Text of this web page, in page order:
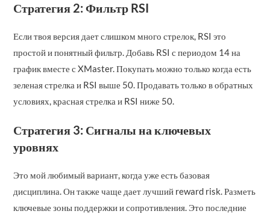
Стратегия 2: Фильтр RSI
Если твоя версия дает слишком много стрелок, RSI это
простой и понятный фильтр. Добавь RSI с периодом 14 на
график вместе с XMaster. Покупать можно только когда есть
зеленая стрелка и RSI выше 50. Продавать только в обратных
условиях, красная стрелка и RSI ниже 50.
Стратегия 3: Сигналы на ключевых
уровнях
Это мой любимый вариант, когда уже есть базовая
дисциплина. Он также чаще дает лучший reward risk. Разметь
ключевые зоны поддержки и сопротивления. Это последние